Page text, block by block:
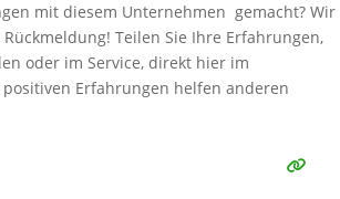
mit diesem Unternehmen gemacht? Wir
Teilen Sie Ihre Erfahrungen,
oder im Service, direkt hier im
Erfahrungen helfen anderen